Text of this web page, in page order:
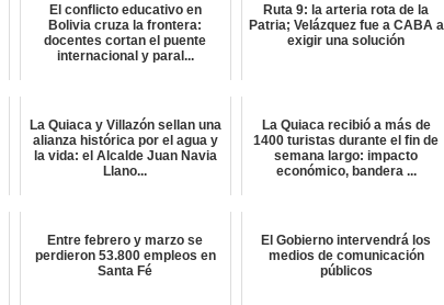
El conflicto educativo en
Bolivia cruza la frontera:
docentes cortan el puente
internacional y paral...
Ruta 9: la arteria rota de la
Patria; Velázquez fue a CABA a
exigir una solución
La Quiaca y Villazón sellan una
alianza histórica por el agua y
la vida: el Alcalde Juan Navia
Llano...
La Quiaca recibió a más de
1400 turistas durante el fin de
semana largo: impacto
económico, bandera ...
Entre febrero y marzo se
perdieron 53.800 empleos en
Santa Fé
El Gobierno intervendrá los
medios de comunicación
públicos